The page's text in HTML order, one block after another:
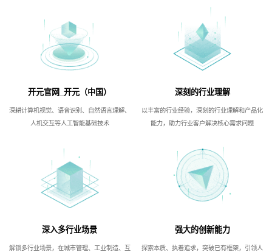
开元官网_开元（中国）
深耕计算机视觉、语音识别、自然语言理解、
人机交互等人工智能基础技术
深刻的行业理解
以丰富的行业经验，深刻的行业理解和产品化
能力，助力行业客户解决核心需求问题
深入多行业场景
解锁多行业场景，在城市管理、工业制造、互
强大的创新能力
探索本质、执着追求，突破已有框架，引领人